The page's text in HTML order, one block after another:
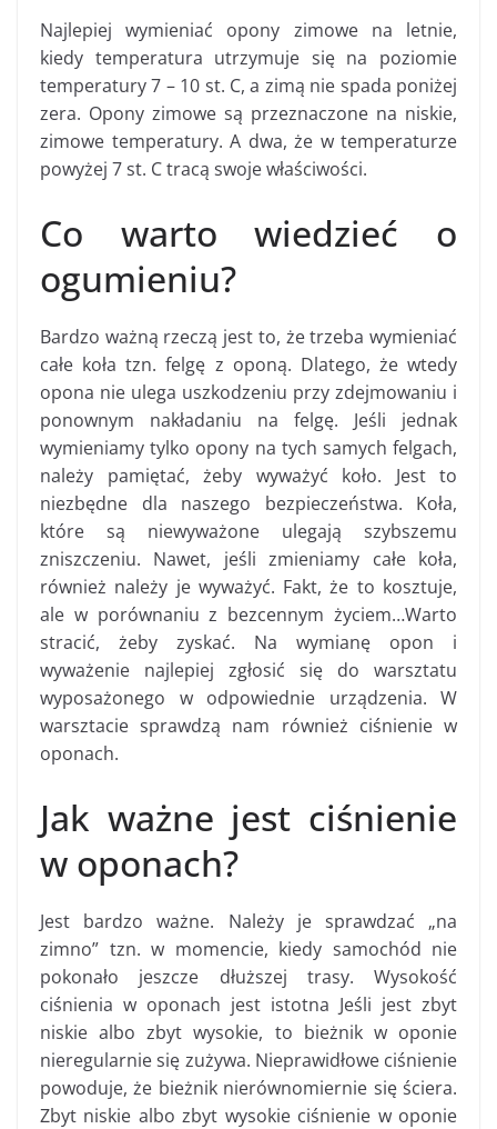
Najlepiej wymieniać opony zimowe na letnie,
kiedy temperatura utrzymuje się na poziomie
temperatury 7 – 10 st. C, a zimą nie spada poniżej
zera. Opony zimowe są przeznaczone na niskie,
zimowe temperatury. A dwa, że w temperaturze
powyżej 7 st. C tracą swoje właściwości.
Co warto wiedzieć o
ogumieniu?
Bardzo ważną rzeczą jest to, że trzeba wymieniać
całe koła tzn. felgę z oponą. Dlatego, że wtedy
opona nie ulega uszkodzeniu przy zdejmowaniu i
ponownym nakładaniu na felgę. Jeśli jednak
wymieniamy tylko opony na tych samych felgach,
należy pamiętać, żeby wyważyć koło. Jest to
niezbędne dla naszego bezpieczeństwa. Koła,
które są niewyważone ulegają szybszemu
zniszczeniu. Nawet, jeśli zmieniamy całe koła,
również należy je wyważyć. Fakt, że to kosztuje,
ale w porównaniu z bezcennym życiem…Warto
stracić, żeby zyskać. Na wymianę opon i
wyważenie najlepiej zgłosić się do warsztatu
wyposażonego w odpowiednie urządzenia. W
warsztacie sprawdzą nam również ciśnienie w
oponach.
Jak ważne jest ciśnienie
w oponach?
Jest bardzo ważne. Należy je sprawdzać „na
zimno” tzn. w momencie, kiedy samochód nie
pokonało jeszcze dłuższej trasy. Wysokość
ciśnienia w oponach jest istotna Jeśli jest zbyt
niskie albo zbyt wysokie, to bieżnik w oponie
nieregularnie się zużywa. Nieprawidłowe ciśnienie
powoduje, że bieżnik nierównomiernie się ściera.
Zbyt niskie albo zbyt wysokie ciśnienie w oponie